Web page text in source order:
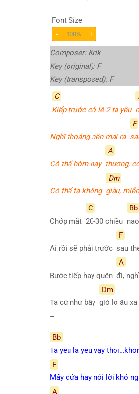
Font Size
- 100% +
Composer: Krik
Key (original): F
Key (transposed): F
C
Kiếp trước có lẽ 2 ta yêu
Nghĩ thoáng nên mai ra
F
Có thể hôm nay
A
thương,
Có thể ta không
Dm
giàu,
Chớp mắt
C
20-30 chiều
Bb
Ai rồi sẽ phải trước
F
sau
Bước tiếp hay quên
A
đi,
Ta cứ như bây
Dm
giờ lo âu
–
Bb
Ta yêu là yêu vậy
F
Mấy đứa hay nói lời khó
A